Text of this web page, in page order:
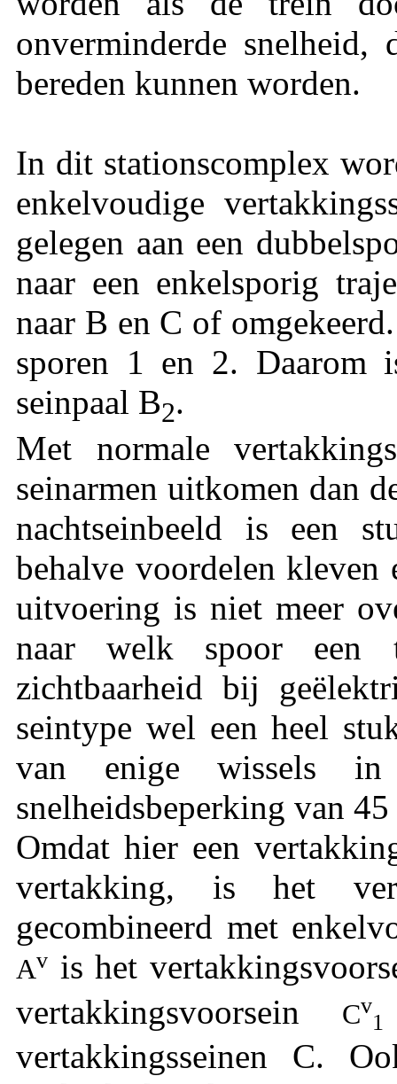
onverminderde
bereden kunnen worden.
In dit stationscomplex
enkelvoudige
gelegen aan een
naar een enkelsporig
naar B en C of
sporen 1 en 2. Daarom
seinpaal B2.
Met normale
seinarmen uitkomen dan
nachtseinbeeld is een
behalve voordelen kleven
uitvoering is niet meer
naar welk spoor een
zichtbaarheid bij
seintype wel een heel
van enige wissels in
snelheidsbeperking van
Omdat hier een
vertakking, is het
gecombineerd met
Av is het
vertakkingsvoorsein
Cv
1
vertakkingsseinen C.